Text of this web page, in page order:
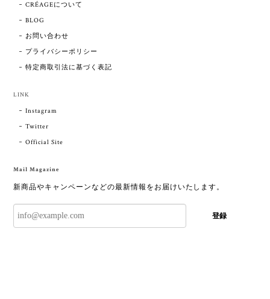
CRÉAGEについて
BLOG
お問い合わせ
プライバシーポリシー
特定商取引法に基づく表記
LINK
Instagram
Twitter
Official Site
Mail Magazine
新商品やキャンペーンなどの最新情報をお届けいたします。
登録